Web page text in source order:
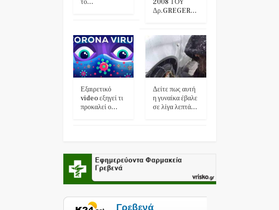
το…
2008 ΤΟΥ
Δρ.GREGER…
Εξαιρετικό
video εξηγεί τι
προκαλεί ο…
Δείτε πως αυτή
η γυναίκα έβαλε
σε λίγα λεπτά…